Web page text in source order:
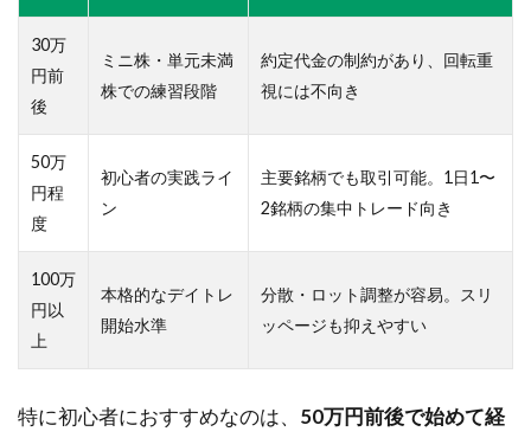
目標
5.3
手数
ッペ
ジ・
コス
トも
トレ
30万
円前
後
ミニ株・単元未満
株での練習段階
約定代金の制約があり、回転重
視には不向き
50万
円程
度
初心者の実践ライ
ン
主要銘柄でも取引可能。1日1〜
2銘柄の集中トレード向き
100万
円以
上
本格的なデイトレ
開始水準
分散・ロット調整が容易。スリ
ッページも抑えやすい
特に初心者におすすめなのは、 50万円前後で始めて経